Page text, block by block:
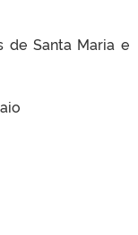
de Santa Maria e